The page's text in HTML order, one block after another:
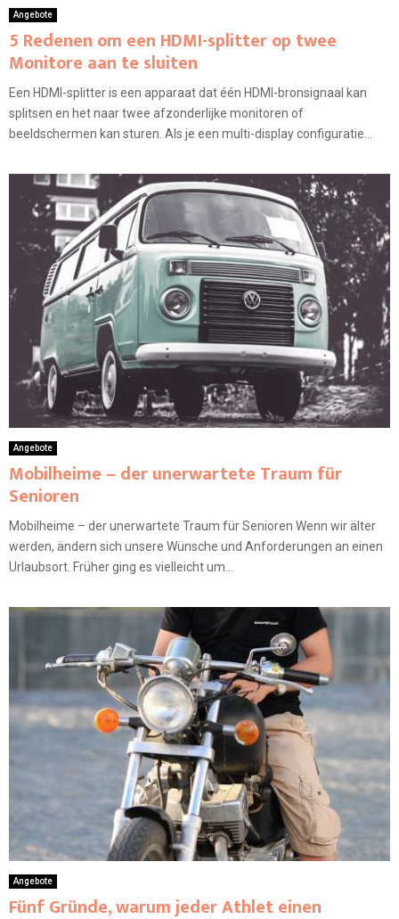
Angebote
5 Redenen om een HDMI-splitter op twee
Monitore aan te sluiten
Een HDMI-splitter is een apparaat dat één HDMI-bronsignaal kan
splitsen en het naar twee afzonderlijke monitoren of
beeldschermen kan sturen. Als je een multi-display configuratie...
Angebote
Mobilheime – der unerwartete Traum für
Senioren
Mobilheime – der unerwartete Traum für Senioren Wenn wir älter
werden, ändern sich unsere Wünsche und Anforderungen an einen
Urlaubsort. Früher ging es vielleicht um...
Angebote
Fünf Gründe, warum jeder Athlet einen